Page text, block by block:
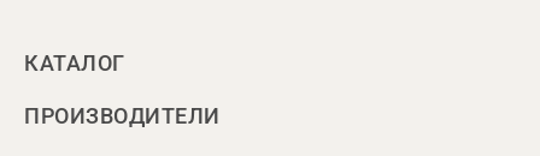
КАТАЛОГ
ПРОИЗВОДИТЕЛИ